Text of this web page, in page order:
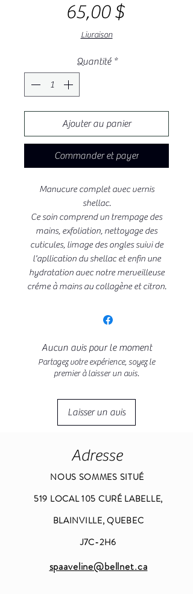
65,00 $Prix
Livraison
Quantité *
Ajouter au panier
Commander et payer
Manucure complet avec vernis
shellac.
Ce soin comprend un trempage des
mains, exfoliation, nettoyage des
cuticules, limage des ongles suivi de
l'apllication du shellac et enfin une
hydratation avec notre merveilleuse
créme à mains au collagène et citron.
Aucun avis pour le moment
Partagez votre expérience, soyez le
premier à laisser un avis.
Laisser un avis
Adresse
NOUS SOMMES SITUÉ
519 LOCAL 105 CURÉ LABELLE,
BLAINVILLE, QUEBEC
J7C-2H6
spaaveline@bellnet.ca